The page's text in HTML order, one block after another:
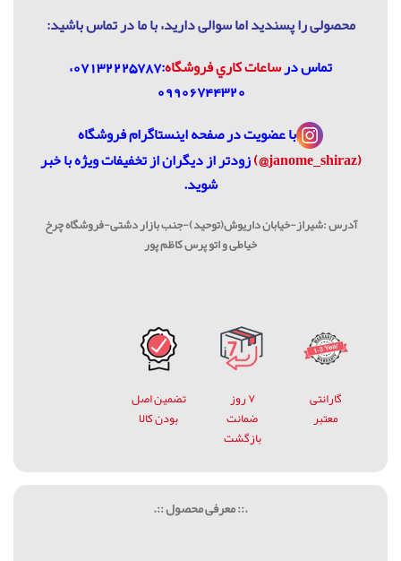
محصولی را پسندید اما سوالی دارید، با ما در تماس باشيد:
تماس درساعات كاري فروشگاه
:07132225787،
09906744320
با عضویت درصفحه اینستاگرام فروشگاه
(janome_shiraz@)
زودتر از دیگران از تخفیفات ویژه با خبر
شوید.
آدرس :شیراز-خیابان داریوش(توحید)-جنب بازار دشتی-فروشگاه چرخ
خیاطی و اتو پرس کاظم پور
گارانتی
معتبر
۷ روز
ضمانت
بازگشت
تضمین اصل
بودن کالا
.:: معرفی محصول ::.